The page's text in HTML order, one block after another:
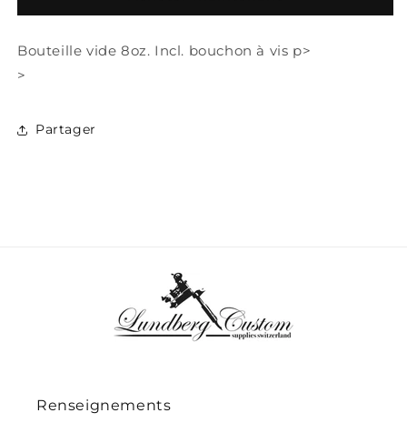
Bouteille vide 8oz. Incl. bouchon à vis p>
>
Partager
Renseignements